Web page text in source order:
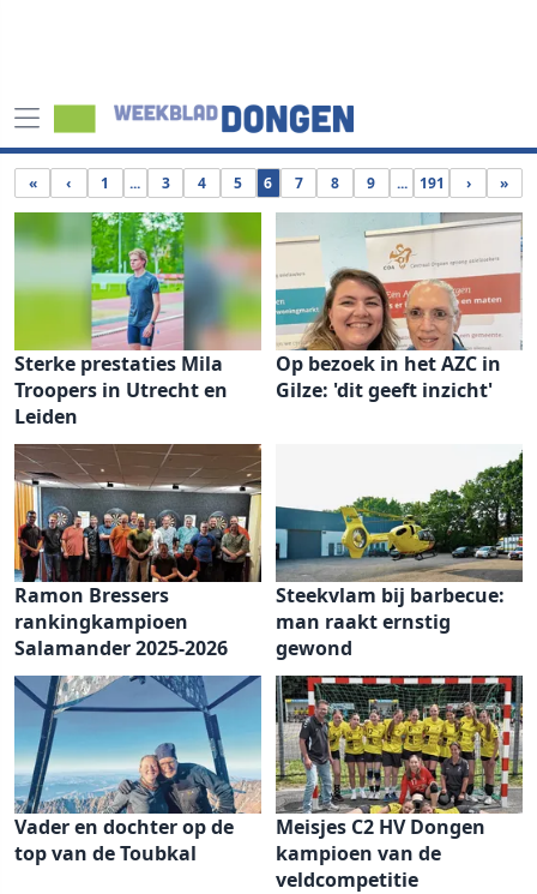
« ‹ 1 ... 3 4 5 6 7 8 9 ... 191 › »
Sterke prestaties Mila
Troopers in Utrecht en
Leiden
Op bezoek in het AZC in
Gilze: 'dit geeft inzicht'
Ramon Bressers
rankingkampioen
Salamander 2025-2026
Steekvlam bij barbecue:
man raakt ernstig
gewond
Vader en dochter op de
top van de Toubkal
Meisjes C2 HV Dongen
kampioen van de
veldcompetitie